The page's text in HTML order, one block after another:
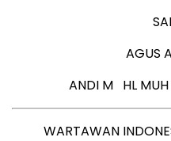
AGUS
ANDI M HL MUH
WARTAWAN